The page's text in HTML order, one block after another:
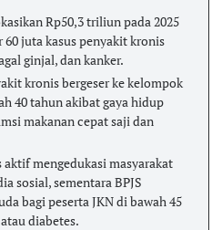
Rp50,3 triliun pada 2025
juta kasus penyakit kronis
ginjal, dan kanker.
kronis bergeser ke kelompok
40 tahun akibat gaya hidup
makanan cepat saji dan
mengedukasi masyarakat
sosial, sementara BPJS
bagi peserta JKN di bawah 45
diabetes.